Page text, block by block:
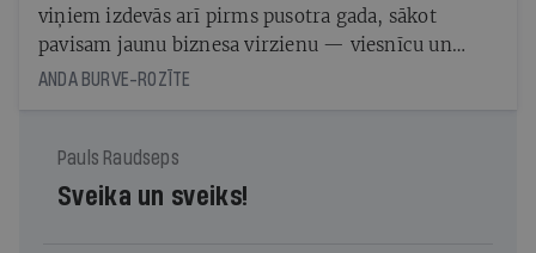
viņiem izdevās arī pirms pusotra gada, sākot
pavisam jaunu biznesa virzienu — viesnīcu un
restorānu Villa Santa
ANDA BURVE-ROZĪTE
Pauls Raudseps
Sveika un sveiks!